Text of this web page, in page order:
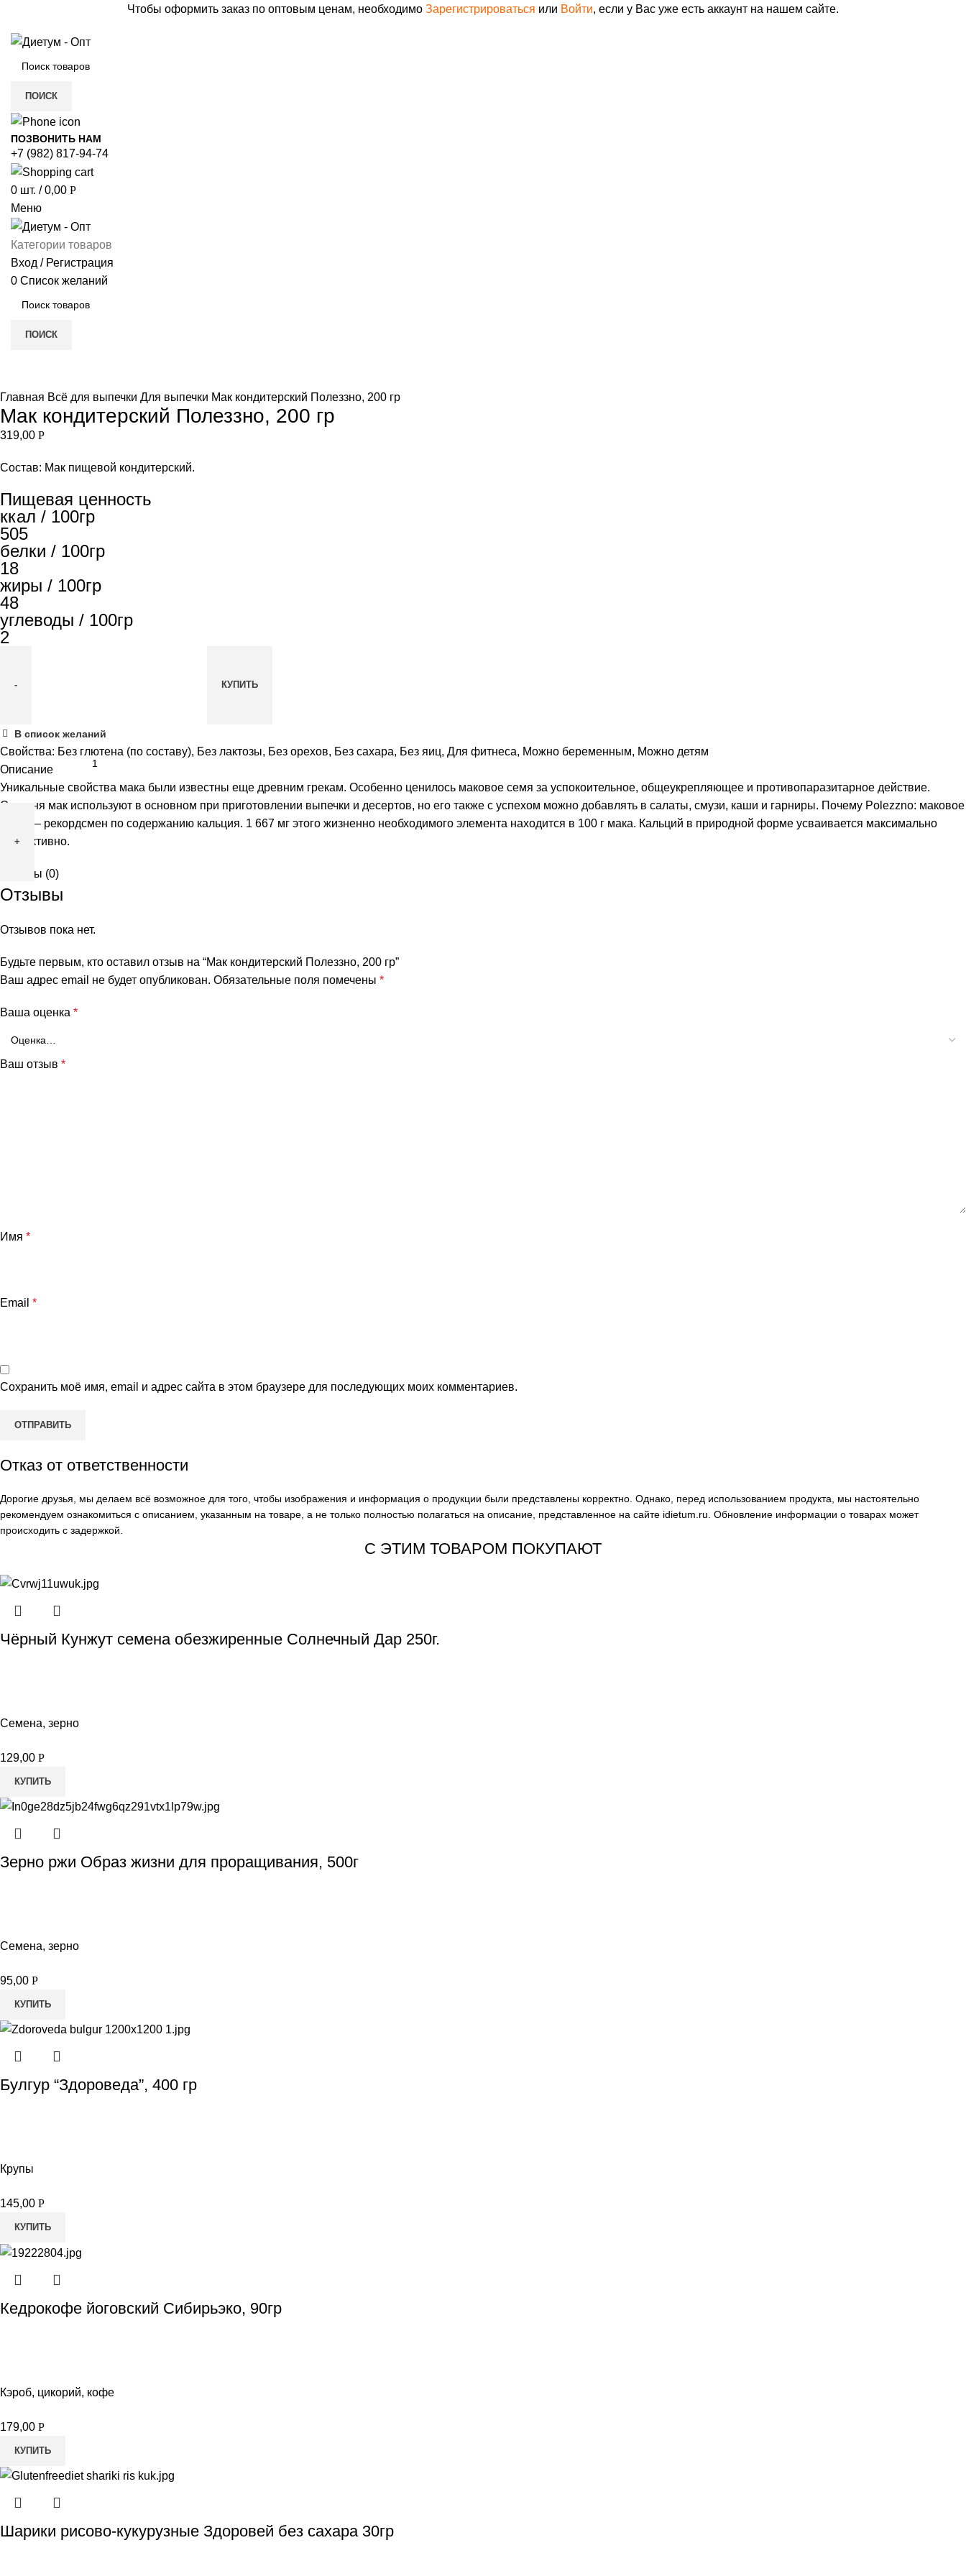
Чтобы оформить заказ по оптовым ценам, необходимо Зарегистрироваться или Войти, если у Вас уже есть аккаунт на нашем сайте.
ПОИСК
ПОЗВОНИТЬ НАМ
+7 (982) 817-94-74
0 шт. / 0,00 Р
Меню
Категории товаров
Вход / Регистрация
0 Список желаний
ПОИСК
Главная Всё для выпечки Для выпечки Мак кондитерский Полеззно, 200 гр
Мак кондитерский Полеззно, 200 гр
319,00 Р
Состав: Мак пищевой кондитерский.
Пищевая ценность
ккал / 100гр
505
белки / 100гр
18
жиры / 100гр
48
углеводы / 100гр
2
Количество
товара
Мак
кондитерский
Полеззно,
КУПИТЬ
В список желаний
Свойства: Без глютена (по составу), Без лактозы, Без орехов, Без сахара, Без яиц, Для фитнеса, Можно беременным, Можно детям
Описание
Уникальные свойства мака были известны еще древним грекам. Особенно ценилось маковое семя за успокоительное, общеукрепляющее и противопаразитарное действие.
Сегодня мак используют в основном при приготовлении выпечки и десертов, но его также с успехом можно добавлять в салаты, смузи, каши и гарниры. Почему Polezzno: маковое
семя — рекордсмен по содержанию кальция. 1 667 мг этого жизненно необходимого элемента находится в 100 г мака. Кальций в природной форме усваивается максимально
эффективно.
Отзывы (0)
Отзывы
Отзывов пока нет.
Будьте первым, кто оставил отзыв на “Мак кондитерский Полеззно, 200 гр”
Ваш адрес email не будет опубликован. Обязательные поля помечены *
Ваша оценка *
Ваш отзыв *
Имя *
Email *
Сохранить моё имя, email и адрес сайта в этом браузере для последующих моих комментариев.
Отказ от ответственности
Дорогие друзья, мы делаем всё возможное для того, чтобы изображения и информация о продукции были представлены корректно. Однако, перед использованием продукта, мы настоятельно
рекомендуем ознакомиться с описанием, указанным на товаре, а не только полностью полагаться на описание, представленное на сайте idietum.ru . Обновление информации о товарах может
происходить с задержкой.
С ЭТИМ ТОВАРОМ ПОКУПАЮТ
Чёрный Кунжут семена обезжиренные Солнечный Дар 250г.
Семена, зерно
129,00 Р
КУПИТЬ
Зерно ржи Образ жизни для проращивания, 500г
Семена, зерно
95,00 Р
КУПИТЬ
Булгур “Здороведа”, 400 гр
Крупы
145,00 Р
КУПИТЬ
Кедрокофе йоговский Сибирьэко, 90гр
Кэроб, цикорий, кофе
179,00 Р
КУПИТЬ
Шарики рисово-кукурузные Здоровей без сахара 30гр